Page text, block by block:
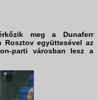
meg a Dunaferr
Rosztovegyüttesével az
parti városban lesz a